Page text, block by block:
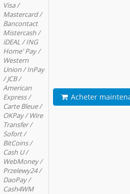
Visa /
Mastercard /
Bancontact
Mistercash /
iDEAL / ING
Home' Pay /
Western
Union / InPay
/ JCB /
American
Express /
Carte Bleue /
OKPay / Wire
Transfer /
Sofort /
BitCoins /
Cash U /
WebMoney /
Przelewy24 /
DaoPay /
Cash4WM
Acheter